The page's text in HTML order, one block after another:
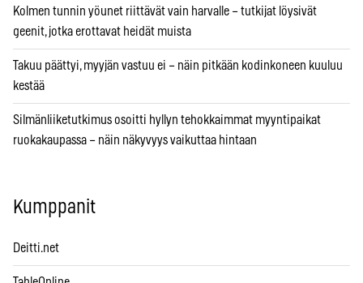
Kolmen tunnin yöunet riittävät vain harvalle – tutkijat löysivät
geenit, jotka erottavat heidät muista
Takuu päättyi, myyjän vastuu ei – näin pitkään kodinkoneen kuuluu
kestää
Silmänliiketutkimus osoitti hyllyn tehokkaimmat myyntipaikat
ruokakaupassa – näin näkyvyys vaikuttaa hintaan
Kumppanit
Deitti.net